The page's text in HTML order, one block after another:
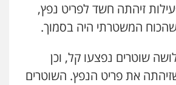
ראוף נג'אר
עורכי דין לענייני אסירים מעצרים
זיהתה חשד לפריט נפץ,
המשטרתי היה בסמוך.
שוטרים נפצעו קל, וכן
את פריט הנפץ. השוטרים